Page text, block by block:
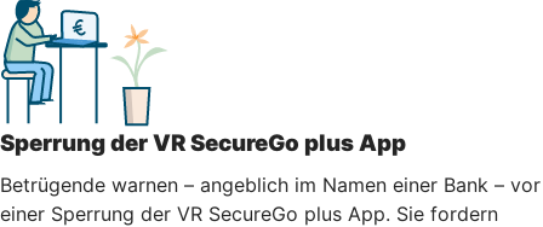
Sperrung der VR SecureGo plus App
Betrügende warnen – angeblich im Namen einer Bank – vor
einer Sperrung der VR SecureGo plus App. Sie fordern